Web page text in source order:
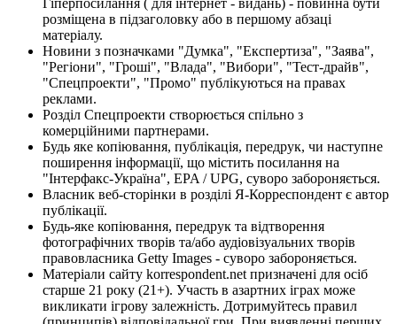
Гіперпосилання ( для інтернет - видань) - повинна бути
розміщена в підзаголовку або в першому абзаці
матеріалу.
Новини з позначками "Думка", "Експертиза", "Заява",
"Регіони", "Гроші", "Влада", "Вибори", "Тест-драйв",
"Спецпроекти", "Промо" публікуються на правах
реклами.
Розділ Спецпроекти створюється спільно з
комерційними партнерами.
Будь яке копіювання, публікація, передрук, чи наступне
поширення інформації, що містить посилання на
"Інтерфакс-Україна", EPA / UPG, суворо забороняється.
Власник веб-сторінки в розділі Я-Корреспондент є автор
публікації.
Будь-яке копіювання, передрук та відтворення
фотографічних творів та/або аудіовізуальних творів
правовласника Getty Images - суворо забороняється.
Матеріали сайту korrespondent.net призначені для осіб
старше 21 року (21+). Участь в азартних іграх може
викликати ігрову залежність. Дотримуйтесь правил